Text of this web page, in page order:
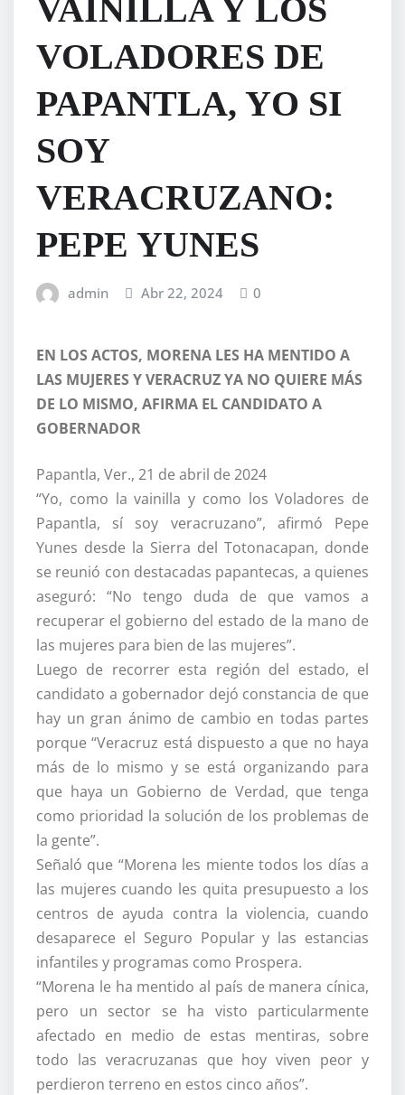
VAINILLA Y LOS
VOLADORES DE
PAPANTLA, YO SI
SOY
VERACRUZANO:
PEPE YUNES
admin Abr 22, 2024 0
EN LOS ACTOS, MORENA LES HA MENTIDO A
LAS MUJERES Y VERACRUZ YA NO QUIERE MÁS
DE LO MISMO, AFIRMA EL CANDIDATO A
GOBERNADOR
Papantla, Ver., 21 de abril de 2024
“Yo, como la vainilla y como los Voladores de
Papantla, sí soy veracruzano”, afirmó Pepe
Yunes desde la Sierra del Totonacapan, donde
se reunió con destacadas papantecas, a quienes
aseguró: “No tengo duda de que vamos a
recuperar el gobierno del estado de la mano de
las mujeres para bien de las mujeres”.
Luego de recorrer esta región del estado, el
candidato a gobernador dejó constancia de que
hay un gran ánimo de cambio en todas partes
porque “Veracruz está dispuesto a que no haya
más de lo mismo y se está organizando para
que haya un Gobierno de Verdad, que tenga
como prioridad la solución de los problemas de
la gente”.
Señaló que “Morena les miente todos los días a
las mujeres cuando les quita presupuesto a los
centros de ayuda contra la violencia, cuando
desaparece el Seguro Popular y las estancias
infantiles y programas como Prospera.
“Morena le ha mentido al país de manera cínica,
pero un sector se ha visto particularmente
afectado en medio de estas mentiras, sobre
todo las veracruzanas que hoy viven peor y
perdieron terreno en estos cinco años”.